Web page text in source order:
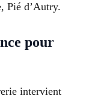
Pié d’Autry.
pour
intervient